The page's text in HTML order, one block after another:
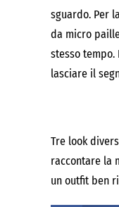
sguardo. Per
da micro
stesso
lasciare il
Tre look
raccontare la
un outfit ben